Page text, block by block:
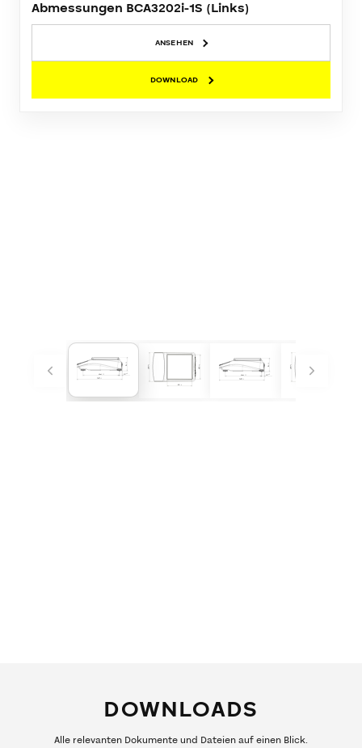
Abmessungen BCA3202i-1S (Links)
ANSEHEN
DOWNLOAD
DOWNLOADS
Alle relevanten Dokumente und Dateien auf einen Blick.